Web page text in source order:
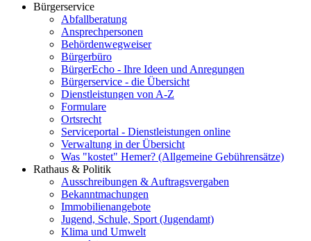
Bürgerservice
Abfallberatung
Ansprechpersonen
Behördenwegweiser
Bürgerbüro
BürgerEcho - Ihre Ideen und Anregungen
Bürgerservice - die Übersicht
Dienstleistungen von A-Z
Formulare
Ortsrecht
Serviceportal - Dienstleistungen online
Verwaltung in der Übersicht
Was "kostet" Hemer? (Allgemeine Gebührensätze)
Rathaus & Politik
Ausschreibungen & Auftragsvergaben
Bekanntmachungen
Immobilienangebote
Jugend, Schule, Sport (Jugendamt)
Klima und Umwelt